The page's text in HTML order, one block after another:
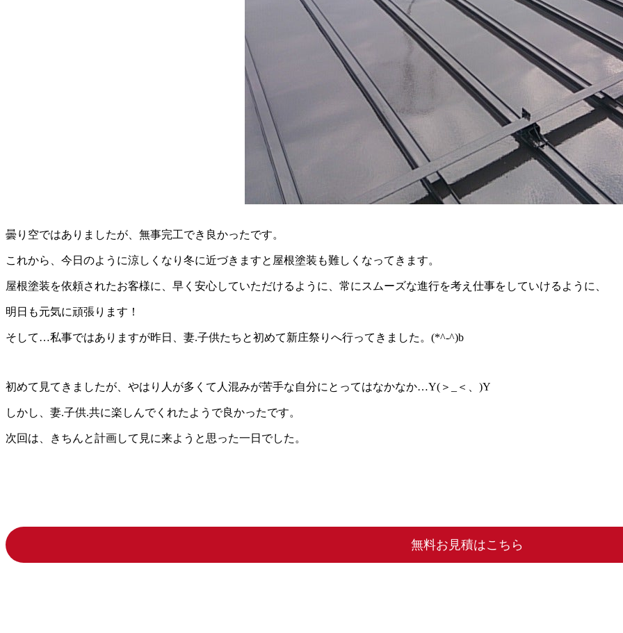
曇り空ではありましたが、無事完工でき良かったです。
これから、今日のように涼しくなり冬に近づきますと屋根塗装も難しくなってきます。
屋根塗装を依頼されたお客様に、早く安心していただけるように、常にスムーズな進行を考え仕事をしていけるように、
明日も元気に頑張ります！
そして…私事ではありますが昨日、妻.子供たちと初めて新庄祭りへ行ってきました。(*^-^)b
初めて見てきましたが、やはり人が多くて人混みが苦手な自分にとってはなかなか…Y(＞_＜、)Y
しかし、妻.子供.共に楽しんでくれたようで良かったです。
次回は、きちんと計画して見に来ようと思った一日でした。
無料お見積はこちら